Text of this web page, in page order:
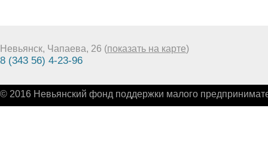
Невьянск, Чапаева, 26 (показать на карте)
8 (343 56) 4-23-96
© 2016 Невьянский фонд поддержки малого